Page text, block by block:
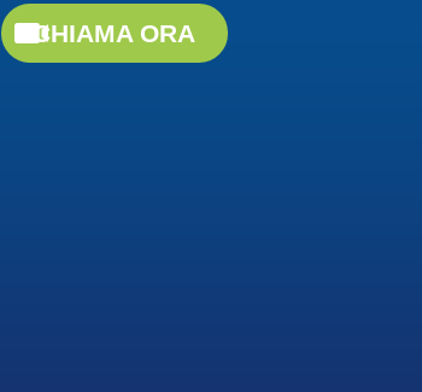
leishmaniosi
Dott. Felici Manuel
CHIAMA ORA